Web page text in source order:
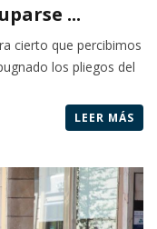
...
cierto que percibimos
los pliegos del
LEER MÁS